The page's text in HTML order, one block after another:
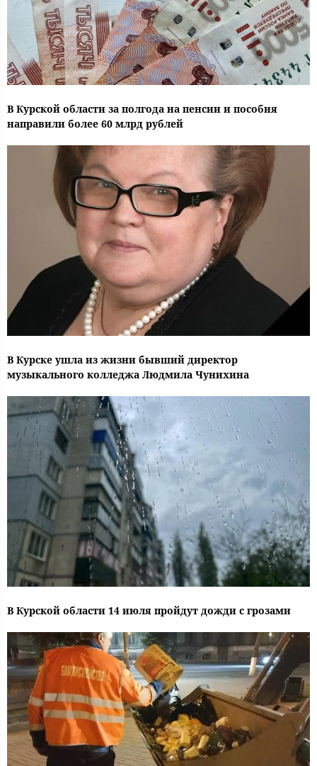
В Курской области за полгода на пенсии и пособия
направили более 60 млрд рублей
В Курске ушла из жизни бывший директор
музыкального колледжа Людмила Чунихина
В Курской области 14 июля пройдут дожди с грозами